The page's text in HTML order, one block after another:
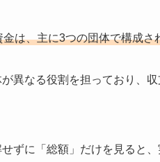
は、主に3つの団体で構成さ
異なる役割を担っており、
ずに「総額」だけを見ると